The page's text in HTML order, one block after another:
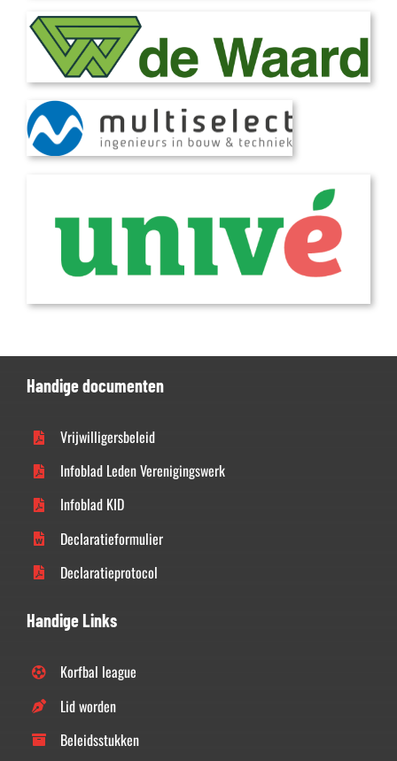
Handige documenten
Vrijwilligersbeleid
Infoblad Leden Verenigingswerk
Infoblad KID
Declaratieformulier
Declaratieprotocol
Handige Links
Korfbal league
Lid worden
Beleidsstukken